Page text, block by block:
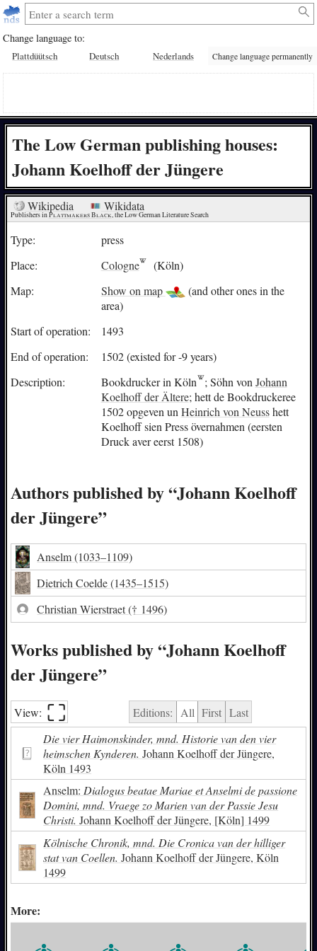
Change language to:
Plattdüütsch Deutsch Nederlands Change language permanently
The Low German publishing houses:
Johann Koelhoff der Jüngere
Wikipedia Wikidata
Publishers in Plattmakers Black, the Low German Literature Search
Type:
press
Place:
Cologne
(Köln)
Map:
Show on map
(and other ones in the
area)
Start of operation:
1493
End of operation:
1502 (existed for -9 years)
Description:
Bookdrucker in Köln ; Söhn von Johann
Koelhoff der Ältere; hett de Bookdruckeree
1502 opgeven un Heinrich von Neusshett
Koelhoff sien Press övernahmen (eersten
Druck aver eerst 1508)
Authors published by “Johann Koelhoff
der Jüngere”
Anselm(1033–1109)
Dietrich Coelde(1435–1515)
Christian Wierstraet(† 1496)
Works published by “Johann Koelhoff
der Jüngere”
View: ⛶︎ Editions: All First Last
Die vier Haimonskinder, mnd. Historie van den vier
heimschen Kynderen. Johann Koelhoff der Jüngere,
Köln 1493
Anselm: Dialogus beatae Mariae et Anselmi de passione
Domini, mnd. Vraege zo Marien van der Passie Jesu
Christi. Johann Koelhoff der Jüngere, [Köln] 1499
Kölnische Chronik, mnd. Die Cronica van der hilliger
stat van Coellen. Johann Koelhoff der Jüngere, Köln
1499
More: